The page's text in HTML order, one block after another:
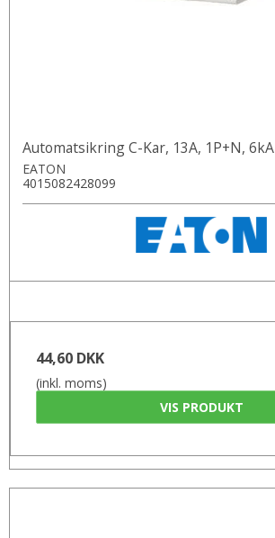
Automatsikring C-Kar, 13A, 1P+N, 6kA
EATON
4015082428099
44,60 DKK
(inkl. moms)
VIS PRODUKT